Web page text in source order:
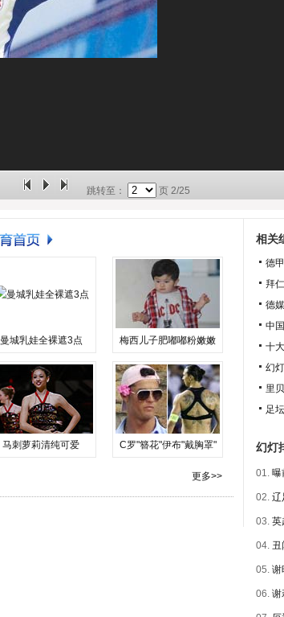
跳转至： 页 2/25
曼城乳娃全裸遮3点 梅西儿子肥嘟嘟粉嫩嫩
马刺萝莉清纯可爱 C罗"簪花"伊布"戴胸罩"
更多>>
相关
德
拜
德
中
十
幻
里
足
幻灯
01. 曝
02. 辽
03. 英
04. 丑
05. 谢
06. 谢